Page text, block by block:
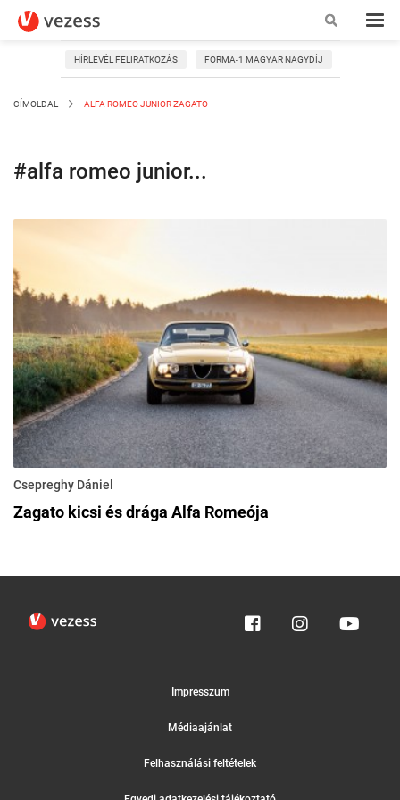
HÍRLEVÉL FELIRATKOZÁS FORMA-1 MAGYAR NAGYDÍJ
CÍMOLDAL ALFA ROMEO JUNIOR ZAGATO
#alfa romeo junior...
Csepreghy Dániel
Zagato kicsi és drága Alfa Romeója
Impresszum
Médiaajánlat
Felhasználási feltételek